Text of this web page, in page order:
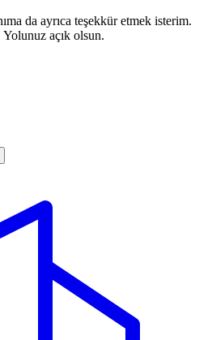
da ayrıca teşekkür etmek isterim.
açık olsun.